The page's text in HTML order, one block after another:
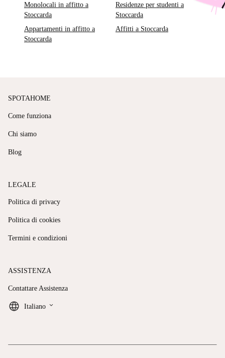
Monolocali in affitto a
Stoccarda
Residenze per studenti a
Stoccarda
Appartamenti in affitto a
Stoccarda
Affitti a Stoccarda
SPOTAHOME
Come funziona
Chi siamo
Blog
LEGALE
Politica di privacy
Politica di cookies
Termini e condizioni
ASSISTENZA
Contattare Assistenza
Italiano keyboard_arrow_down